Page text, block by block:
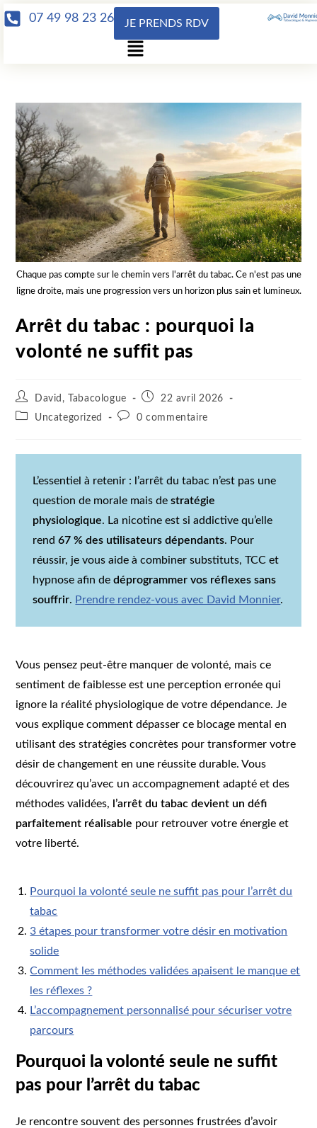
07 49 98 23 26 JE PRENDS RDV
Chaque pas compte sur le chemin vers l'arrêt du tabac. Ce n'est pas une
ligne droite, mais une progression vers un horizon plus sain et lumineux.
Arrêt du tabac : pourquoi la
volonté ne suffit pas
David, Tabacologue
22 avril 2026
Uncategorized
0 commentaire
L’essentiel à retenir : l’arrêt du tabac n’est pas une
question de morale mais destratégie
physiologique. La nicotine est si addictive qu’elle
rend67 % des utilisateurs dépendants. Pour
réussir, je vous aide à combiner substituts, TCC et
hypnose afin dedéprogrammer vos réflexes sans
souffrir. Prendre rendez-vous avec David Monnier.
Vous pensez peut-être manquer de volonté, mais ce
sentiment de faiblesse est une perception erronée qui
ignore la réalité physiologique de votre dépendance. Je
vous explique comment dépasser ce blocage mental en
utilisant des stratégies concrètes pour transformer votre
désir de changement en une réussite durable. Vous
découvrirez qu’avec un accompagnement adapté et des
méthodes validées,
l’arrêt du tabac devient un défi
parfaitement réalisable pour retrouver votre énergie et
votre liberté.
Pourquoi la volonté seule ne suffit pas pour l’arrêt du
tabac
3 étapes pour transformer votre désir en motivation
solide
Comment les méthodes validées apaisent le manque et
les réflexes ?
L’accompagnement personnalisé pour sécuriser votre
parcours
Pourquoi la volonté seule ne suffit
pas pour l’arrêt du tabac
Je rencontre souvent des personnes frustrées d’avoir